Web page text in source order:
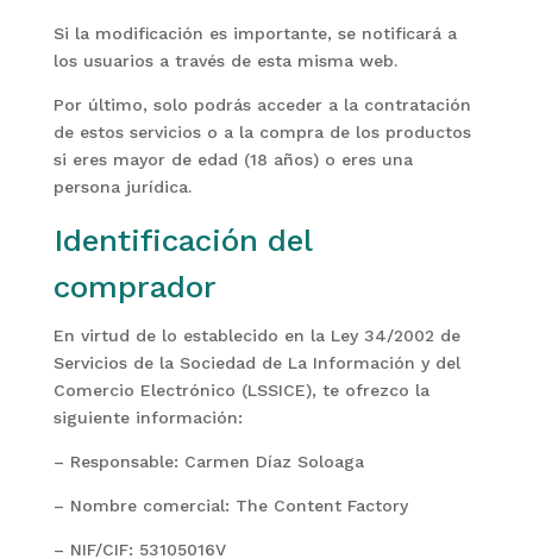
Si la modificación es importante, se notificará a
los usuarios a través de esta misma web.
Por último, solo podrás acceder a la contratación
de estos servicios o a la compra de los productos
si eres mayor de edad (18 años) o eres una
persona jurídica.
Identificación del
comprador
En virtud de lo establecido en la Ley 34/2002 de
Servicios de la Sociedad de La Información y del
Comercio Electrónico (LSSICE), te ofrezco la
siguiente información:
– Responsable: Carmen Díaz Soloaga
– Nombre comercial: The Content Factory
– NIF/CIF: 53105016V